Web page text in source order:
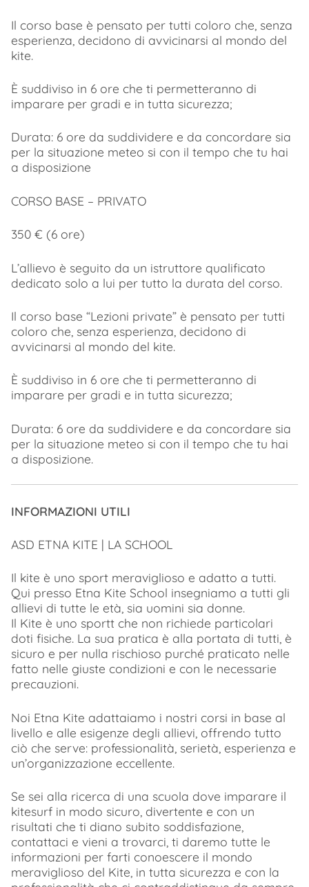
Il corso base è pensato per tutti coloro che, senza
esperienza, decidono di avvicinarsi al mondo del
kite.
È suddiviso in 6 ore che ti permetteranno di
imparare per gradi e in tutta sicurezza;
Durata: 6 ore da suddividere e da concordare sia
per la situazione meteo si con il tempo che tu hai
a disposizione
CORSO BASE – PRIVATO
350 € (6 ore)
L’allievo è seguito da un istruttore qualificato
dedicato solo a lui per tutto la durata del corso.
Il corso base “Lezioni private” è pensato per tutti
coloro che, senza esperienza, decidono di
avvicinarsi al mondo del kite.
È suddiviso in 6 ore che ti permetteranno di
imparare per gradi e in tutta sicurezza;
Durata: 6 ore da suddividere e da concordare sia
per la situazione meteo si con il tempo che tu hai
a disposizione.
INFORMAZIONI UTILI
ASD ETNA KITE | LA SCHOOL
Il kite è uno sport meraviglioso e adatto a tutti.
Qui presso Etna Kite School insegniamo a tutti gli
allievi di tutte le età, sia uomini sia donne.
Il Kite è uno sportt che non richiede particolari
doti fisiche. La sua pratica è alla portata di tutti, è
sicuro e per nulla rischioso purché praticato nelle
fatto nelle giuste condizioni e con le necessarie
precauzioni.
Noi Etna Kite adattaiamo i nostri corsi in base al
livello e alle esigenze degli allievi, offrendo tutto
ciò che serve: professionalità, serietà, esperienza e
un’organizzazione eccellente.
Se sei alla ricerca di una scuola dove imparare il
kitesurf in modo sicuro, divertente e con un
risultati che ti diano subito soddisfazione,
contattaci e vieni a trovarci, ti daremo tutte le
informazioni per farti conoescere il mondo
meraviglioso del Kite, in tutta sicurezza e con la